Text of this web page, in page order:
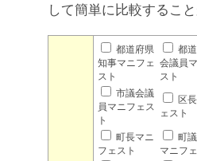
して簡単に比較すること
都道府県
知事マニフェ
スト
都
会議員
スト
市議会議
員マニフェス
ト
区
ェスト
町長マニ
フェスト
町
マニフ